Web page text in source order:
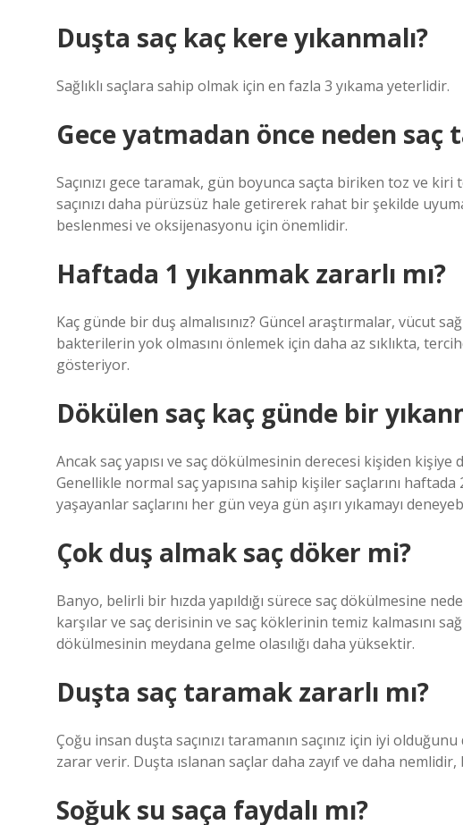
Duşta saç kaç kere yıkanmalı?
Sağlıklı saçlara sahip olmak için en fazla 3 yıkama yeterlidir.
Gece yatmadan önce neden saç
Saçınızı gece taramak, gün boyunca saçta biriken toz ve kiri
saçınızı daha pürüzsüz hale getirerek rahat bir şekilde
beslenmesi ve oksijenasyonu için önemlidir.
Haftada 1 yıkanmak zararlı mı?
Kaç günde bir duş almalısınız? Güncel araştırmalar, vücut
bakterilerin yok olmasını önlemek için daha az sıklıkta,
gösteriyor.
Dökülen saç kaç günde bir
Ancak saç yapısı ve saç dökülmesinin derecesi kişiden
Genellikle normal saç yapısına sahip kişiler saçlarını haftada
yaşayanlar saçlarını her gün veya gün aşırı yıkamayı
Çok duş almak saç döker mi?
Banyo, belirli bir hızda yapıldığı sürece saç dökülmesine
karşılar ve saç derisinin ve saç köklerinin temiz kalmasını
dökülmesinin meydana gelme olasılığı daha yüksektir.
Duşta saç taramak zararlı mı?
Çoğu insan duşta saçınızı taramanın saçınız için iyi
zarar verir. Duşta ıslanan saçlar daha zayıf ve daha nemlidir,
Soğuk su saça faydalı mı?